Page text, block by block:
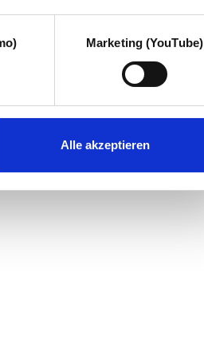
Marketing (YouTube)
Alle akzeptieren